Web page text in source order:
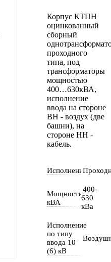
Корпус КТПН
оцинкованный
сборный
проходного
типа, под
трансформаторы
мощностью
400…630кВА,
исполнение
ввода на стороне
ВН - воздух (две
башни), на
стороне НН -
кабель.
Исполнение
Мощность
кВА
400-
630
кВа
Исполнение
по типу
ввода 10
(6) кВ